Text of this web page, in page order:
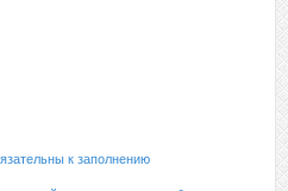
к заполнению